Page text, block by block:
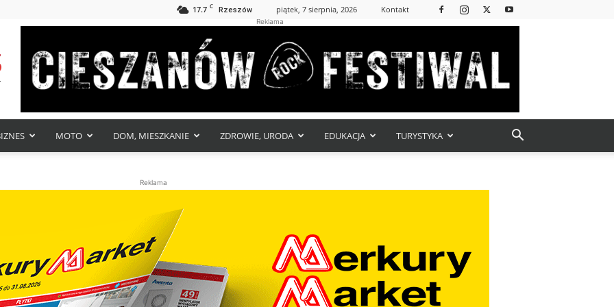
17.7 C Rzeszów piątek, 7 sierpnia, 2026 Kontakt
Reklama
MOTO DOM, MIESZKANIE ZDROWIE, URODA EDUKACJA TURYSTYKA
Reklama